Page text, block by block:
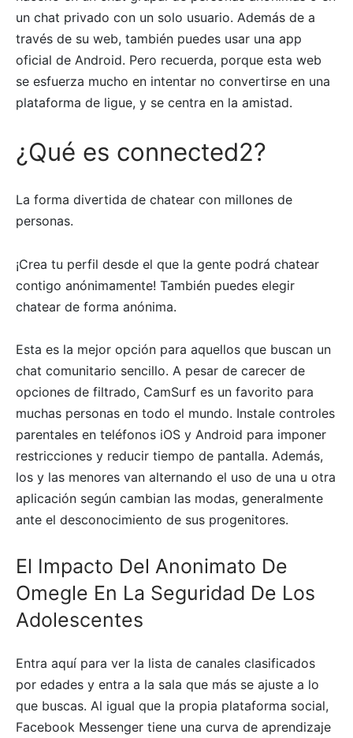
un chat privado con un solo usuario. Además de a
través de su web, también puedes usar una app
oficial de Android. Pero recuerda, porque esta web
se esfuerza mucho en intentar no convertirse en una
plataforma de ligue, y se centra en la amistad.
¿Qué es connected2?
La forma divertida de chatear con millones de
personas.
¡Crea tu perfil desde el que la gente podrá chatear
contigo anónimamente! También puedes elegir
chatear de forma anónima.
Esta es la mejor opción para aquellos que buscan un
chat comunitario sencillo. A pesar de carecer de
opciones de filtrado, CamSurf es un favorito para
muchas personas en todo el mundo. Instale controles
parentales en teléfonos iOS y Android para imponer
restricciones y reducir tiempo de pantalla. Además,
los y las menores van alternando el uso de una u otra
aplicación según cambian las modas, generalmente
ante el desconocimiento de sus progenitores.
El Impacto Del Anonimato De
Omegle En La Seguridad De Los
Adolescentes
Entra aquí para ver la lista de canales clasificados
por edades y entra a la sala que más se ajuste a lo
que buscas. Al igual que la propia plataforma social,
Facebook Messenger tiene una curva de aprendizaje